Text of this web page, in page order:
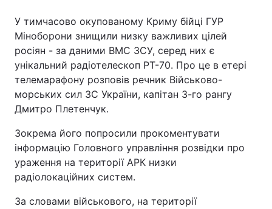
У тимчасово окупованому Криму бійці ГУР
Міноборони знищили низку важливих цілей
росіян - за даними ВМС ЗСУ, серед них є
унікальний радіотелескоп РТ-70. Про це в етері
телемарафону розповів речник Військово-
морських сил ЗС України, капітан 3-го рангу
Дмитро Плетенчук.
Зокрема його попросили прокоментувати
інформацію Головного управління розвідки про
ураження на території АРК низки
радіолокаційних систем.
За словами військового, на території